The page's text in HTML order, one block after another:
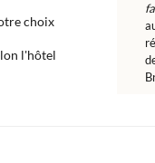
choix
l'hôtel